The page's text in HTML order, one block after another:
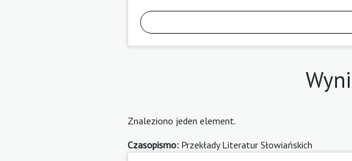
Znaleziono jeden element.
Czasopismo: Przekłady Literatur Słowiańskich